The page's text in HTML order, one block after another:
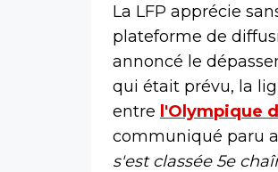
La LFP apprécie
plateforme de
annoncé le
qui était prévu, la
entre l'Olympique
communiqué paru
s'est classée 5e